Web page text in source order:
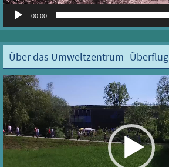
00:00
Über das Umweltzentrum- Überflug
Video-
Player